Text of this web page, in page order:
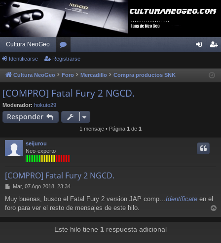
Cultura NeoGeo
or
os ist
Identificarse Registrarse
Cultura NeoGeo Foro Mercadillo Compra productos SNK
[COMPRO] Fatal Fury 2 NGCD.
Moderador: hokuto29
Responder
1 mensaje • Página 1 de 1
seijurou
Neo-experto
[COMPRO] Fatal Fury 2 NGCD.
M
n
s
Mar, 07 Ago 2018, 23:34
Muy buenas, busco el Fatal Fury 2 version JAP comp… Identificate en el
foro para ver el resto de mensajes de este hilo.
r
Este hilo tiene 1 respuesta adicional